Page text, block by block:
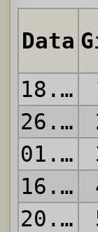
Data
18.08.2024
26.08.2024
01.09.2024
16.09.2024
20.09.2024